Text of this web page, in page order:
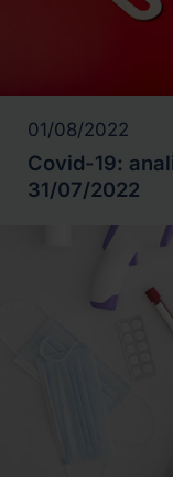
01/08/2022
Covid-19:
31/07/2022